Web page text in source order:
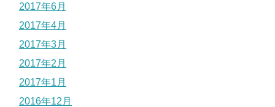
2017年6月
2017年4月
2017年3月
2017年2月
2017年1月
2016年12月